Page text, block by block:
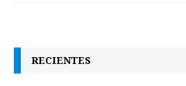
RECIENTES